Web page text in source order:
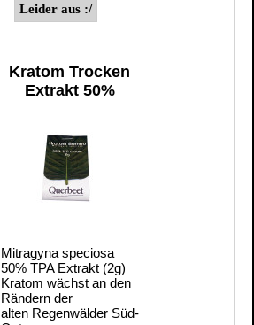
Kratom Trocken
Extrakt 50%
Mitragyna speciosa
50% TPA Extrakt (2g)
Kratom wächst an den
Rändern der
alten Regenwälder Süd-